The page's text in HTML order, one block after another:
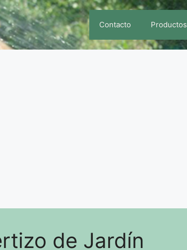
Contacto Productos
de Jardín